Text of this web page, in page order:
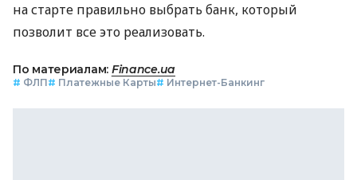
на старте правильно выбрать банк, который
позволит все это реализовать.
По материалам: Finance.ua
# ФЛП# Платежные Карты# Интернет-Банкинг